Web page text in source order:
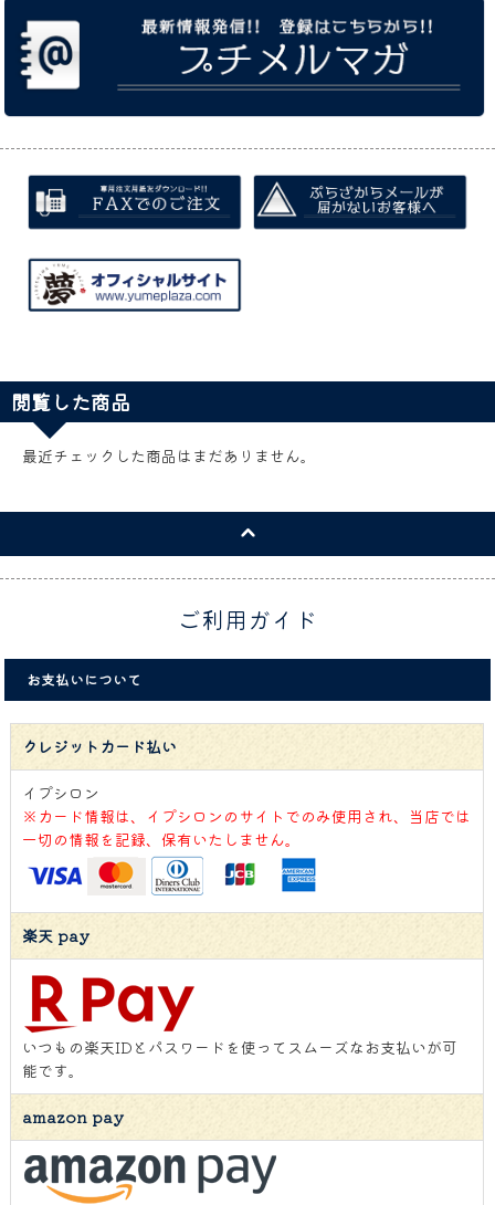
閲覧した商品
最近チェックした商品はまだありません。
ご利用ガイド
お支払いについて
クレジットカード払い
イプシロン
※カード情報は、イプシロンのサイトでのみ使用され、当店では
一切の情報を記録、保有いたしません。
楽天 pay
いつもの楽天IDとパスワードを使ってスムーズなお支払いが可
能です。
amazon pay